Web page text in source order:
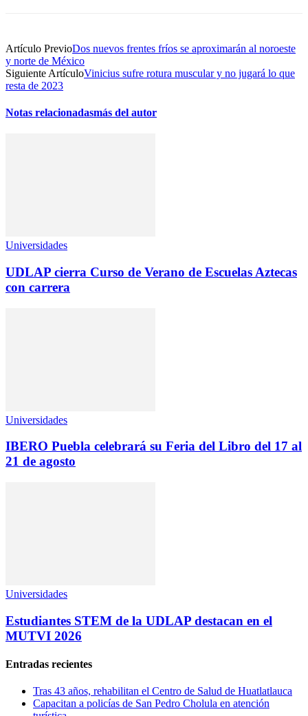
Artículo PrevioDos nuevos frentes fríos se aproximarán al noroeste
y norte de México
Siguiente ArtículoVinicius sufre rotura muscular y no jugará lo que
resta de 2023
Notas relacionadasmás del autor
Universidades
UDLAP cierra Curso de Verano de Escuelas Aztecas
con carrera
Universidades
IBERO Puebla celebrará su Feria del Libro del 17 al
21 de agosto
Universidades
Estudiantes STEM de la UDLAP destacan en el
MUTVI 2026
Entradas recientes
Tras 43 años, rehabilitan el Centro de Salud de Huatlatlauca
Capacitan a policías de San Pedro Cholula en atención